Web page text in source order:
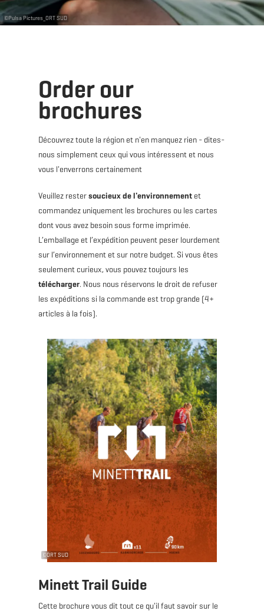
©Pulsa Pictures_ORT SUD
Order our
brochures
Découvrez toute la région et n'en manquez rien - dites-
nous simplement ceux qui vous intéressent et nous
vous l'enverrons certainement
Veuillez restersoucieux de l'environnementet
commandez uniquement les brochures ou les cartes
dont vous avez besoin sous forme imprimée.
L’emballage et l’expédition peuvent peser lourdement
sur l’environnement et sur notre budget. Si vous êtes
seulement curieux, vous pouvez toujours les
télécharger. Nous nous réservons le droit de refuser
les expéditions si la commande est trop grande (4+
articles à la fois).
©ORT SUD
Minett Trail Guide
Cette brochure vous dit tout ce qu'il faut savoir sur le